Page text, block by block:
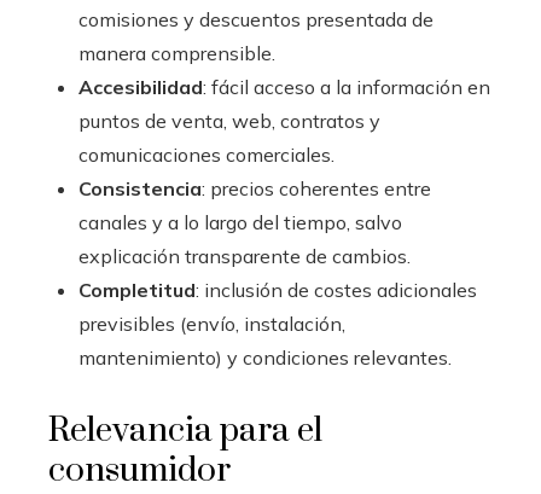
comisiones y descuentos presentada de
manera comprensible.
Accesibilidad: fácil acceso a la información en
puntos de venta, web, contratos y
comunicaciones comerciales.
Consistencia: precios coherentes entre
canales y a lo largo del tiempo, salvo
explicación transparente de cambios.
Completitud: inclusión de costes adicionales
previsibles (envío, instalación,
mantenimiento) y condiciones relevantes.
Relevancia para el
consumidor